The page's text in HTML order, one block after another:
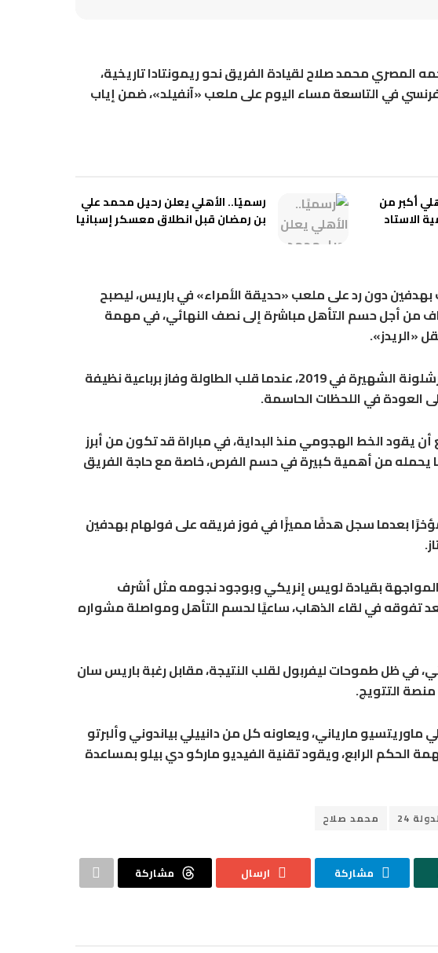
المصري محمد صلاح لقيادة الفريق نحو ريمونتادا تاريخية،
في التاسعة مساء اليوم على ملعب «آنفيلد»، ضمن إياب
أكبر من
الاستاد
رسميًا.. الأهلي يعلن رحيل محمد علي
بن رمضان قبل انطلاق معسكر إسبانيا
دون رد على ملعب «حديقة الأمراء» في باريس، ليصبح
من أجل حسم التأهل مباشرة إلى نصف النهائي، في مهمة
«الريدز».
ويستحضر ليفربول ذكريات ريمونتادا برشلونة الشهيرة في 2019، عندما قلب الطاولة وفاز برباعية نظيفة
العودة في اللحظات الحاسمة.
أن يقود الخط الهجومي منذ البداية، في مباراة قد تكون من أبرز
يحمله من أهمية كبيرة في حسم الفرص، خاصة مع حاجة الفريق
بعدما سجل هدفًا مميزًا في فوز فريقه على فولهام بهدفين
بقيادة لويس إنريكي وبوجود نجومه مثل أشرف
تفوقه في لقاء الذهاب، ساعيًا لحسم التأهل ومواصلة مشواره
في ظل طموحات ليفربول لقلب النتيجة، مقابل رغبة باريس سان
التتويج.
ماوريتسيو مارياني، ويعاونه كل من دانييلي بياندوني وألبرتو
الحكم الرابع، ويقود تقنية الفيديو ماركو دي بيلو بمساعدة
24 محمد صلاح
مشاركة ارسال مشاركة